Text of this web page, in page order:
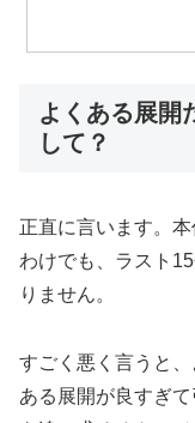
よくある展開
して？
正直に言います。
わけでも、ラスト
りません。
すごく悪く言うと
ある展開が良すぎ